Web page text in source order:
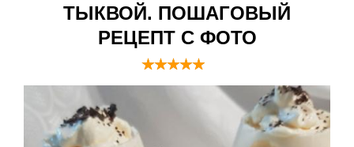
ТЫКВОЙ. ПОШАГОВЫЙ
РЕЦЕПТ С ФОТО